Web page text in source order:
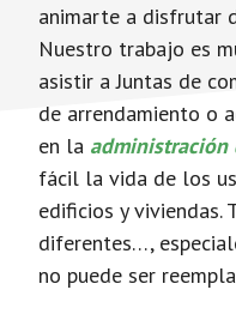
animarte a disfrutar
Nuestro trabajo es
asistir a Juntas de
de arrendamiento o
en la administración
fácil la vida de los
edificios y viviendas.
diferentes…,
no puede ser